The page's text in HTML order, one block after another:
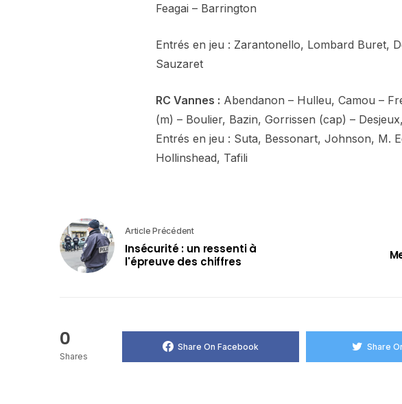
Feagai – Barrington
Entrés en jeu : Zarantonello, Lombard Buret,
Sauzaret
RC Vannes : Abendanon – Hulleu, Camou –
(m) – Boulier, Bazin, Gorrissen (cap) –
Entrés en jeu : Suta, Bessonart, Johnson, M.
Hollinshead, Tafili
Article Précédent
Insécurité : un ressenti à
l'épreuve des chiffres
0
Shares
Share On Facebook Share